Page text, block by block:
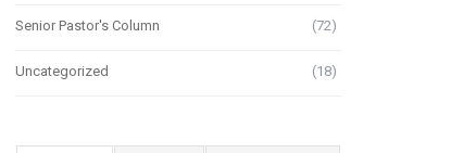
Senior Pastor's Column (72)
Uncategorized (18)